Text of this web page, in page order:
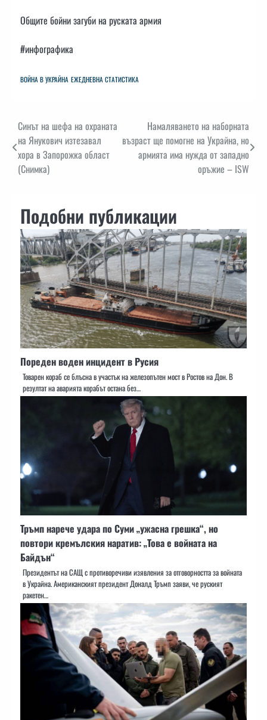
Общите бойни загуби на руската армия
#инфографика
ВОЙНА В УКРАЙНА ЕЖЕДНЕВНА СТАТИСТИКА
Навигация
Синът на шефа на охраната
на Янукович изтезавал
хора в Запорожка област
(Снимка)
Намаляването на наборната
възраст ще помогне на Украйна, но
армията има нужда от западно
оръжие – ISW
Подобни публикации
Пореден воден инцидент в Русия
Товарен кораб се блъсна в участък на железопътен мост в Ростов на Дон. В
резултат на аварията корабът остана без…
Тръмп нарече удара по Суми „ужасна грешка“, но
повтори кремълския наратив: „Това е войната на
Байдън“
Президентът на САЩ с противоречиви изявления за отговорността за войната
в Украйна. Американският президент Доналд Тръмп заяви, че руският
ракетен…